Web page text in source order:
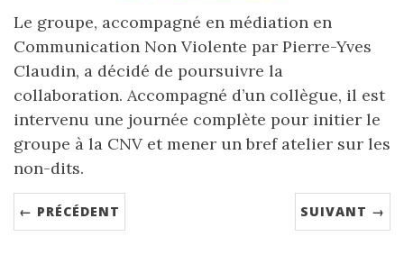
Le groupe, accompagné en médiation en
Communication Non Violente par Pierre-Yves
Claudin, a décidé de poursuivre la
collaboration. Accompagné d’un collègue, il est
intervenu une journée complète pour initier le
groupe à la CNV et mener un bref atelier sur les
non-dits.
← PRÉCÉDENT SUIVANT →